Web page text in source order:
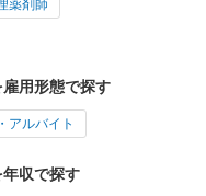
薬剤師
用形態で探す
アルバイト
収で探す